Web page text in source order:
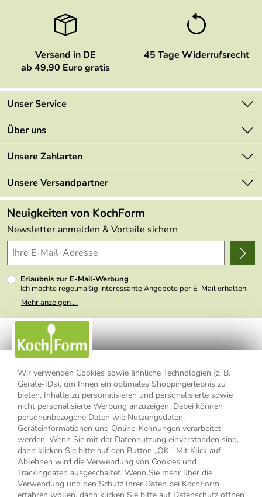
Wir verwenden Cookies sowie ähnliche Technologien (z. B.
Geräte-IDs), um Ihnen ein optimales Shoppingerlebnis zu
bieten, Inhalte zu personalisieren und personalisierte sowie
nicht personalisierte Werbung anzuzeigen. Dabei können
personenbezogene Daten wie Nutzungsdaten,
Geräteinformationen und Online-Kennungen verarbeitet
werden. Wenn Sie mit der Datennutzung einverstanden sind,
dann klicken Sie bitte auf den Button „OK“. Mit Klick auf
Ablehnen wird die Verwendung von Cookies und
Trackingdaten ausgeschaltet. Wenn Sie mehr über die
Verwendung und den Schutz Ihrer Daten bei KochForm
Versand in DE
ab 49,90 Euro gratis
45 Tage Widerrufsrecht
Unser Service
Kontakt
Mehrwertsteuerfrei
Retourenportal
FAQs
Lieferbedingungen
Delivery Terms
Kundenlogin
Über uns
Marken
Angebote
Made in Germany
Themen
Wir über uns
Presse
Unsere Zahlarten
Unsere Versandpartner
Neuigkeiten von KochForm
Newsletter anmelden & Vorteile sichern
Erlaubnis zur E-Mail-Werbung
Ich möchte regelmäßig interessante Angebote per E-Mail erhalten.
Meine E-Mail-Adresse wird nicht an andere Unternehmen
weitergegeben. Zu statistischen Zwecken wird in anonymer Form
nicht erkennbar, welche konkrete Person geklickt hat. Diese
Einwilligung zur Nutzung meiner E-Mail- Adresse für Werbezwecke
kann ich jederzeit mit Wirkung für die Zukunft widerrufen, indem ich
den Link "Abmelden" am Ende des Newsletters anklicke oder die
Option Newsletter im Mitgliederbereich deaktiviere. Die
Datenschutzerklärung
habe ich zur Kenntnis genommen.
Mehr anzeigen ...
Impressum Datenschutzerklärung
AGB
Widerrufsbelehrung
Widerrufsformular
Vertrag widerrufen
* Alle Preisangaben inkl. MwSt., bis 49,90 € Bestellwert zzgl.